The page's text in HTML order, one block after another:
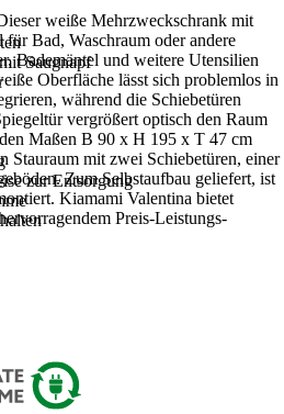
Saugnapf
zur Entsorgung
weiße Mehrzweckschrank mit
Bad, Waschraum oder andere
Bademäntel und weitere Utensilien
Oberfläche lässt sich problemlos in
während die Schiebetüren
vergrößert optisch den Raum
Maßen B 90 x H 195 x T 47 cm
Stauraum mit zwei Schiebetüren, einer
Zum Selbstaufbau geliefert, ist
Kiamami Valentina bietet
Preis-Leistungs-